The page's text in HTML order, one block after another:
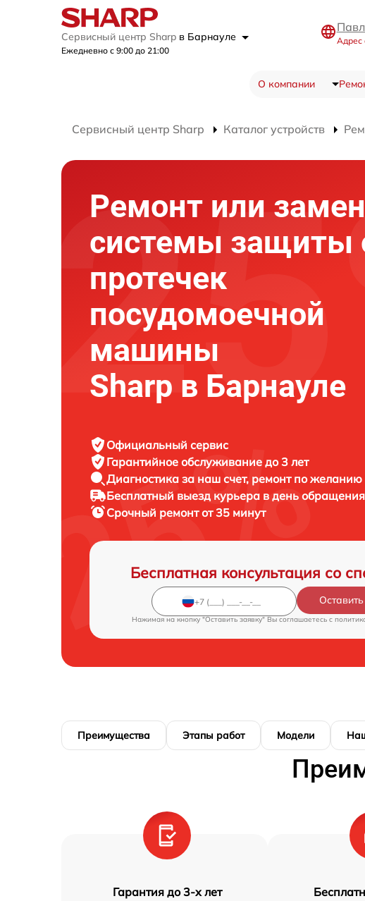
Сервисный центр Sharp в Барнауле
Ежедневно с 9:00 до 21:00
Адрес
О компании
Сервисный центр Sharp Каталог устройств
Ремонт или
системы защиты
протечек
посудомоечной
машины
Sharp в Барнауле
Официальный сервис
Гарантийное обслуживание до 3 лет
Диагностика за наш счет, ремонт по желанию
Бесплатный выезд курьера в день обращения
Срочный ремонтот 35 минут
Бесплатная консультация со
Нажимая на кнопку "Оставить заявку" Вы соглашаетесь c
Преимущества Этапы работ Модели
Гарантия до 3-х лет